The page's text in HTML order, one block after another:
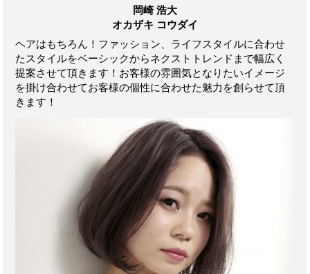
岡崎 浩大
オカザキ コウダイ
ヘアはもちろん！ファッション、ライフスタイルに合わせ
たスタイルをベーシックからネクストトレンドまで幅広く
提案させて頂きます！お客様の雰囲気となりたいイメージ
を掛け合わせてお客様の個性に合わせた魅力を創らせて頂
きます！